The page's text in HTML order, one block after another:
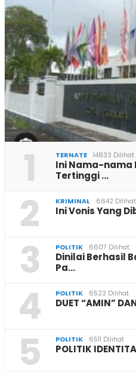
1 TERNATE 14833 Dilihat
Ini Nama-nama
Tertinggi …
2 KRIMINAL 6642 Dilihat
Ini Vonis Yang
3 POLITIK 6607 Dilihat
Dinilai Berhasil
Pa…
4 POLITIK 6523 Dilihat
DUET “AMIN”
5 POLITIK 6511 Dilihat
POLITIK